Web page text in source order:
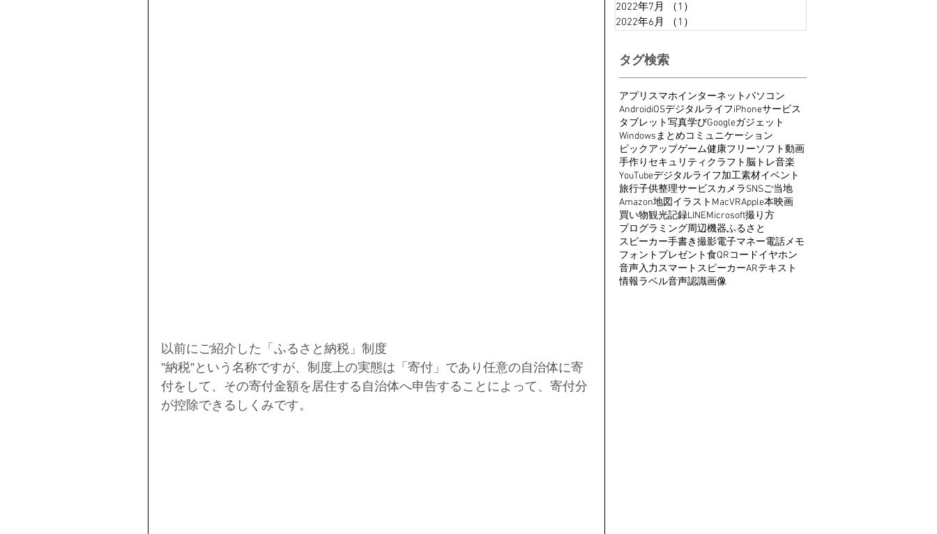
以前にご紹介した「ふるさと納税」制度
”納税”という名称ですが、制度上の実態は「寄付」であり任意の自治体に寄
付をして、その寄付金額を居住する自治体へ申告することによって、寄付分
が控除できるしくみです。
2022年7月
（1）
2022年6月
（1）
タグ検索
アプリ スマホインターネットパソコン
AndroidiOSデジタルライフiPhoneサービス
タブレット写真学びGoogleガジェット
Windowsまとめコミュニケーション
ピックアップゲーム健康フリーソフト動画
手作り セキュリティ クラフト脳トレ音楽
YouTubeデジタルライフ加工素材イベント
旅行子供整理サービスカメラSNSご当地
Amazon地図イラスト MacVRApple本映画
買い物観光記録LINEMicrosoft撮り方
プログラミング周辺機器ふるさと
スピーカー手書き撮影電子マネー電話メモ
フォント プレゼント食QRコードイヤホン
音声入力スマートスピーカーARテキスト
情報ラベル音声認識画像